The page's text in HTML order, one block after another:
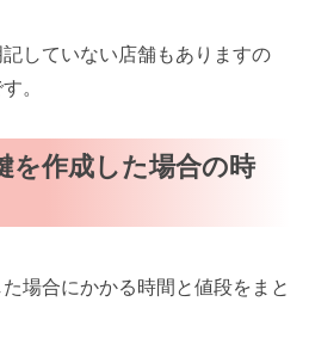
していない店舗もありますの
。
を作成した場合の時
場合にかかる時間と値段をまと